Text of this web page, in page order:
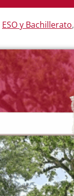
ESO y Bachillerato,